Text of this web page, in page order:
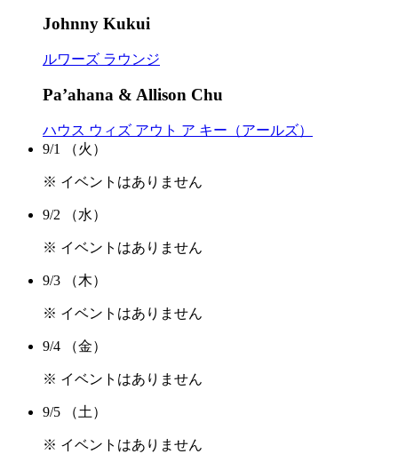
Johnny Kukui
ルワーズ ラウンジ
Pa’ahana & Allison Chu
ハウス ウィズ アウト ア キー（アールズ）
9/1
（火）
※ イベントはありません
9/2 （水）
※ イベントはありません
9/3 （木）
※ イベントはありません
9/4 （金）
※ イベントはありません
9/5 （土）
※ イベントはありません